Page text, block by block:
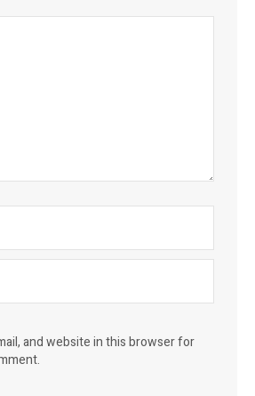
and website in this browser for